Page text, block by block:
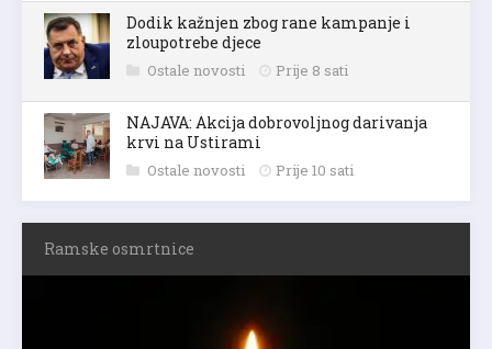
Dodik kažnjen zbog rane kampanje i
zloupotrebe djece
Ostale novosti Prije 8 sati
NAJAVA: Akcija dobrovoljnog darivanja
krvi na Ustirami
Ostale novosti Prije 10 sati
Ramske osmrtnice